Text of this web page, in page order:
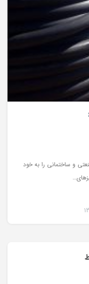
و ساختمانی را به خود